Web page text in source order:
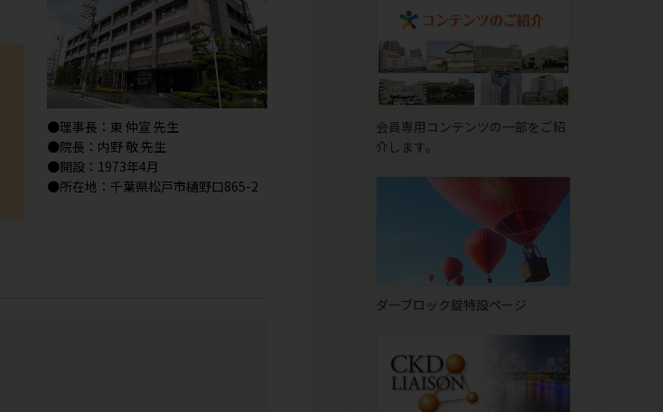
●理事長：東 仲宣 先生
●院長：内野 敬 先生
●開設：1973年4月
●所在地：千葉県松戸市樋野口865-2
会員専用コンテンツの一部をご紹
介します。
ダーブロック錠特設ページ